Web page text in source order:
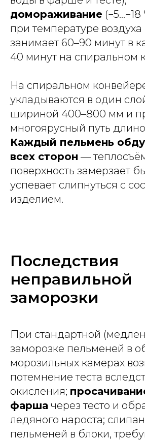
домораживание
при температуре воздуха
занимает 60–90 минут в
40 минут на спиральном
На спиральном
укладываются в один
шириной 400–800 мм и
многоярусный путь
Каждый пельмень
всех сторон —
поверхность замерзает
успевает слипнуться с
изделием.
Последствия
неправильной
заморозки
При стандартной
заморозке пельменей в
морозильных камерах
потемнение теста
окисления;
фарша через тесто и
ледяного нароста;
пельменей в блоки,